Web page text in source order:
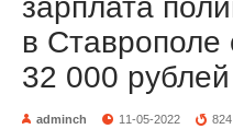
зарплата
в Ставрополе
32 000 рублей
adminch 11-05-2022 824